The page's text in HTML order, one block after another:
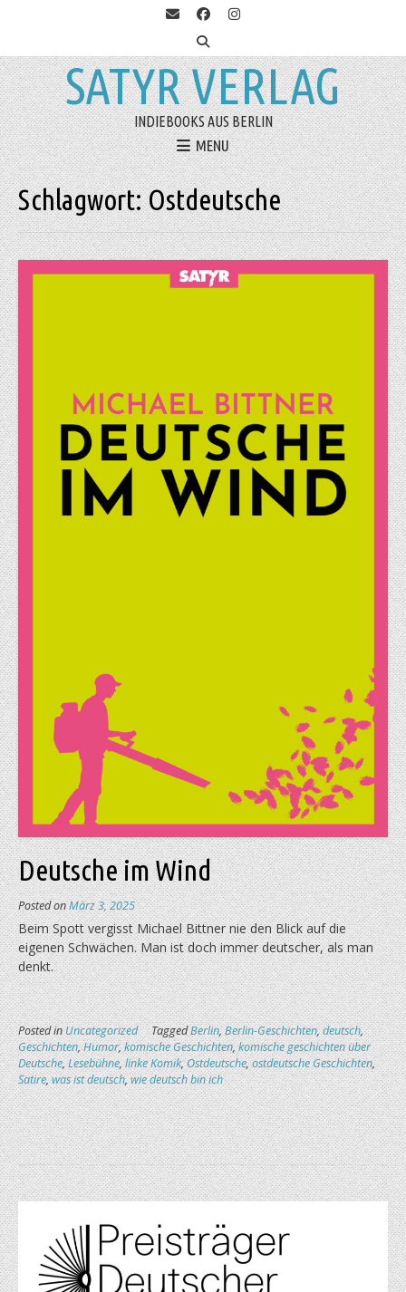
SATYR VERLAG
INDIEBOOKS AUS BERLIN
MENU
Schlagwort:Ostdeutsche
Deutsche im Wind
Posted onMärz 3, 2025
Beim Spott vergisst Michael Bittner nie den Blick auf die
eigenen Schwächen. Man ist doch immer deutscher, als man
denkt.
Posted inUncategorized TaggedBerlin,Berlin-Geschichten,deutsch,
Geschichten,Humor,komische Geschichten,komische geschichten über
Deutsche,Lesebühne,linke Komik,Ostdeutsche,ostdeutsche Geschichten,
Satire,was ist deutsch,wie deutsch bin ich